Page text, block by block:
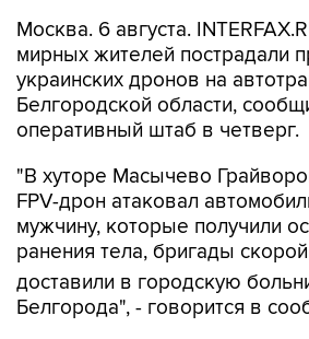
Москва. 6 августа.
мирных жителей пострадали
украинских дронов на
Белгородской области,
оперативный штаб в четверг.
"В хуторе Масычево
FPV-дрон атаковал
мужчину, которые получили
ранения тела, бригады
доставили в городскую
Белгорода", - говорится в